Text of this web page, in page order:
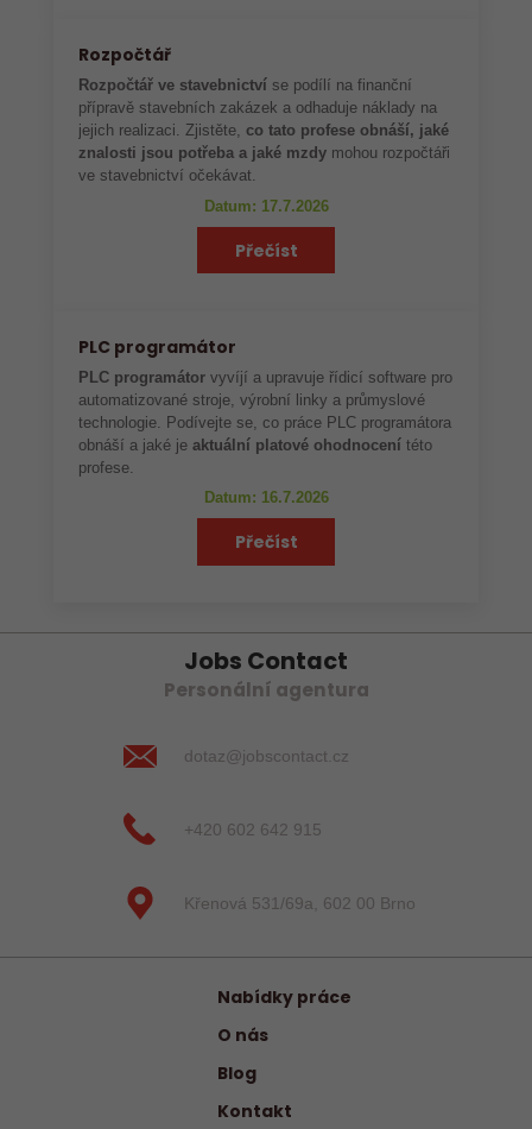
Rozpočtář
Rozpočtář ve stavebnictví se podílí na finanční
přípravě stavebních zakázek a odhaduje náklady na
jejich realizaci. Zjistěte,co tato profese obnáší, jaké
znalosti jsou potřeba a jaké mzdy mohou rozpočtáři
ve stavebnictví očekávat.
Datum: 17.7.2026
Přečíst
PLC programátor
PLC programátor vyvíjí a upravuje řídicí software pro
automatizované stroje, výrobní linky a průmyslové
technologie. Podívejte se, co práce PLC programátora
obnáší a jaké je aktuální platové ohodnocení této
profese.
Datum: 16.7.2026
Přečíst
Jobs Contact
Personální agentura
dotaz@jobscontact.cz
+420 602 642 915
Křenová 531/69a, 602 00 Brno
Nabídky práce
O nás
Blog
Kontakt